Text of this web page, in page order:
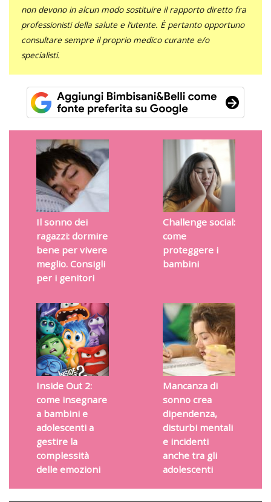
non devono in alcun modo sostituire il rapporto diretto fra
professionisti della salute e l’utente. È pertanto opportuno
consultare sempre il proprio medico curante e/o
specialisti.
Il sonno dei
ragazzi: dormire
bene per vivere
meglio. Consigli
per i genitori
Challenge social:
come
proteggere i
bambini
Inside Out 2:
come insegnare
a bambini e
adolescenti a
gestire la
complessità
delle emozioni
Mancanza di
sonno crea
dipendenza,
disturbi mentali
e incidenti
anche tra gli
adolescenti